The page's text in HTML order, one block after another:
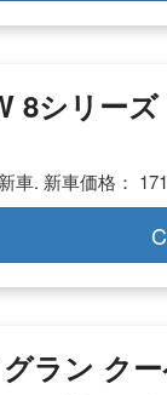
8シリー
車. 新車価格：
ラン ク